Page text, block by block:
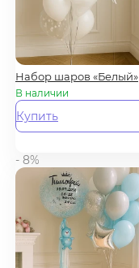
Набор шаров «Белый»
В наличии
Купить
- 8%